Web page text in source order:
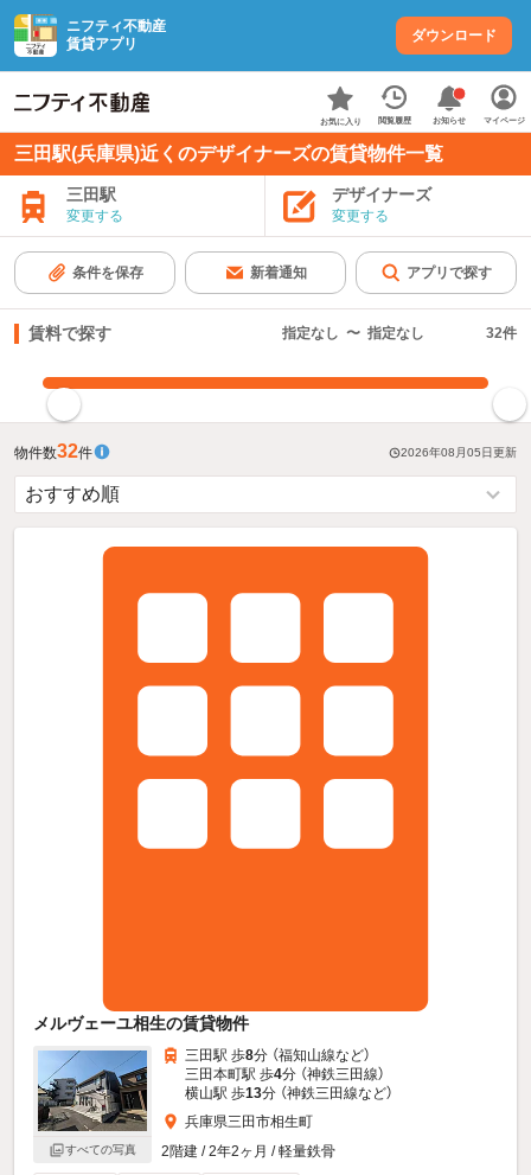
ニフティ不動産
賃貸アプリ
ダウンロード
お気に入り 閲覧履歴 お知らせ マイページ
三田駅(兵庫県)近くのデザイナーズの賃貸物件一覧
三田駅
変更する
デザイナーズ
変更する
条件を保存 新着通知 アプリで探す
賃料で探す 指定なし 〜 指定なし 32件
物件数32件 2026年08月05日更新
メルヴェーユ相生の賃貸物件
すべての写真
三田駅 歩8分 （福知山線など）
三田本町駅 歩4分 （神鉄三田線）
横山駅 歩13分 （神鉄三田線など）
兵庫県三田市相生町
2階建 / 2年2ヶ月 / 軽量鉄骨